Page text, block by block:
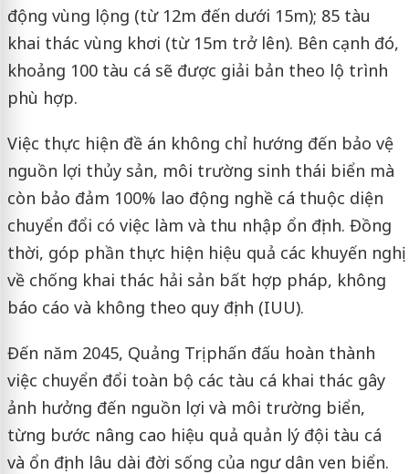
động vùng lộng (từ 12m đến dưới 15m); 85 tàu
khai thác vùng khơi (từ 15m trở lên). Bên cạnh đó,
khoảng 100 tàu cá sẽ được giải bản theo lộ trình
phù hợp.
Việc thực hiện đề án không chỉ hướng đến bảo vệ
nguồn lợi thủy sản, môi trường sinh thái biển mà
còn bảo đảm 100% lao động nghề cá thuộc diện
chuyển đổi có việc làm và thu nhập ổn định. Đồng
thời, góp phần thực hiện hiệu quả các khuyến nghị
về chống khai thác hải sản bất hợp pháp, không
báo cáo và không theo quy định (IUU).
Đến năm 2045, Quảng Trị phấn đấu hoàn thành
việc chuyển đổi toàn bộ các tàu cá khai thác gây
ảnh hưởng đến nguồn lợi và môi trường biển,
từng bước nâng cao hiệu quả quản lý đội tàu cá
và ổn định lâu dài đời sống của ngư dân ven biển.